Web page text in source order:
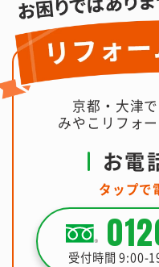
京都・大津
みやこリフォ
お電
タップで
受付時間 9:00-